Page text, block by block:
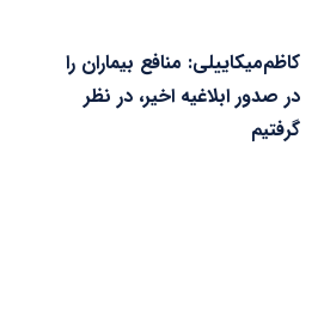
کاظم‌میکاییلی: منافع بیماران را
در صدور ابلاغیه اخیر، در نظر
گرفتیم